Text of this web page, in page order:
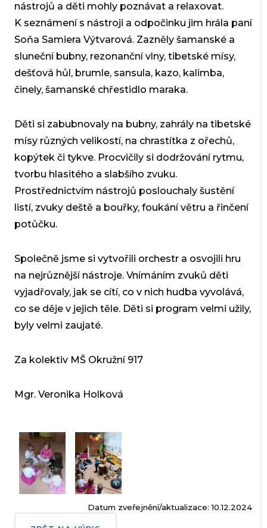
nástrojů a děti mohly poznávat a relaxovat.
K seznámení s nástroji a odpočinku jim hrála paní
Soňa Samiera Výtvarová. Zazněly šamanské a
sluneční bubny, rezonanční vlny, tibetské mísy,
dešťová hůl, brumle, sansula, kazo, kalimba,
činely, šamanské chřestidlo maraka.
Děti si zabubnovaly na bubny, zahrály na tibetské
mísy různých velikostí, na chrastítka z ořechů,
kopýtek či tykve. Procvičily si dodržování rytmu,
tvorbu hlasitého a slabšího zvuku.
Prostřednictvím nástrojů poslouchaly šustění
listí, zvuky deště a bouřky, foukání větru a řinčení
potůčku.
Společně jsme si vytvořili orchestr a osvojili hru
na nejrůznější nástroje. Vnímáním zvuků děti
vyjadřovaly, jak se cítí, co v nich hudba vyvolává,
co se děje v jejich těle. Děti si program velmi užily,
byly velmi zaujaté.
Za kolektiv MŠ Okružní 917
Mgr. Veronika Holková
Datum zveřejnění/aktualizace: 10.12.2024